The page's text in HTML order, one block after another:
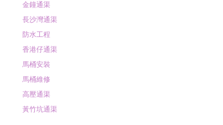
金鐘通渠
長沙灣通渠
防水工程
香港仔通渠
馬桶安裝
馬桶維修
高壓通渠
黃竹坑通渠